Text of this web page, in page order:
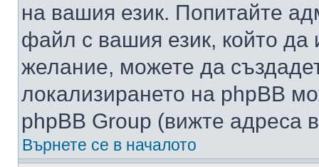
на вашия език. Попитайте
файл с вашия език, който да
желание, можете да
локализирането на phpBB
phpBB Group (вижте адреса
Върнете се в началото